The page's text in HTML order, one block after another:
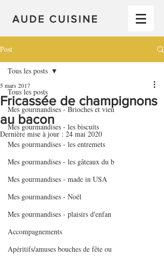
AUDE CUISINE
Post
Tous les posts
Mes gourmandises - Brioches et vien
Mes gourmandises - les biscuits
Mes gourmandises - les entremets
Mes gourmandises - les gâteaux du b
Mes gourmandises - made in USA
Mes gourmandises - Noël
Mes gourmandises - plaisirs d'enfan
Accompagnements
Apéritifs/amuses bouches de fête ou
Tous les posts
Fricassée de champignons
au bacon
5 mars 2017
Dernière mise à jour : 24 mai 2020